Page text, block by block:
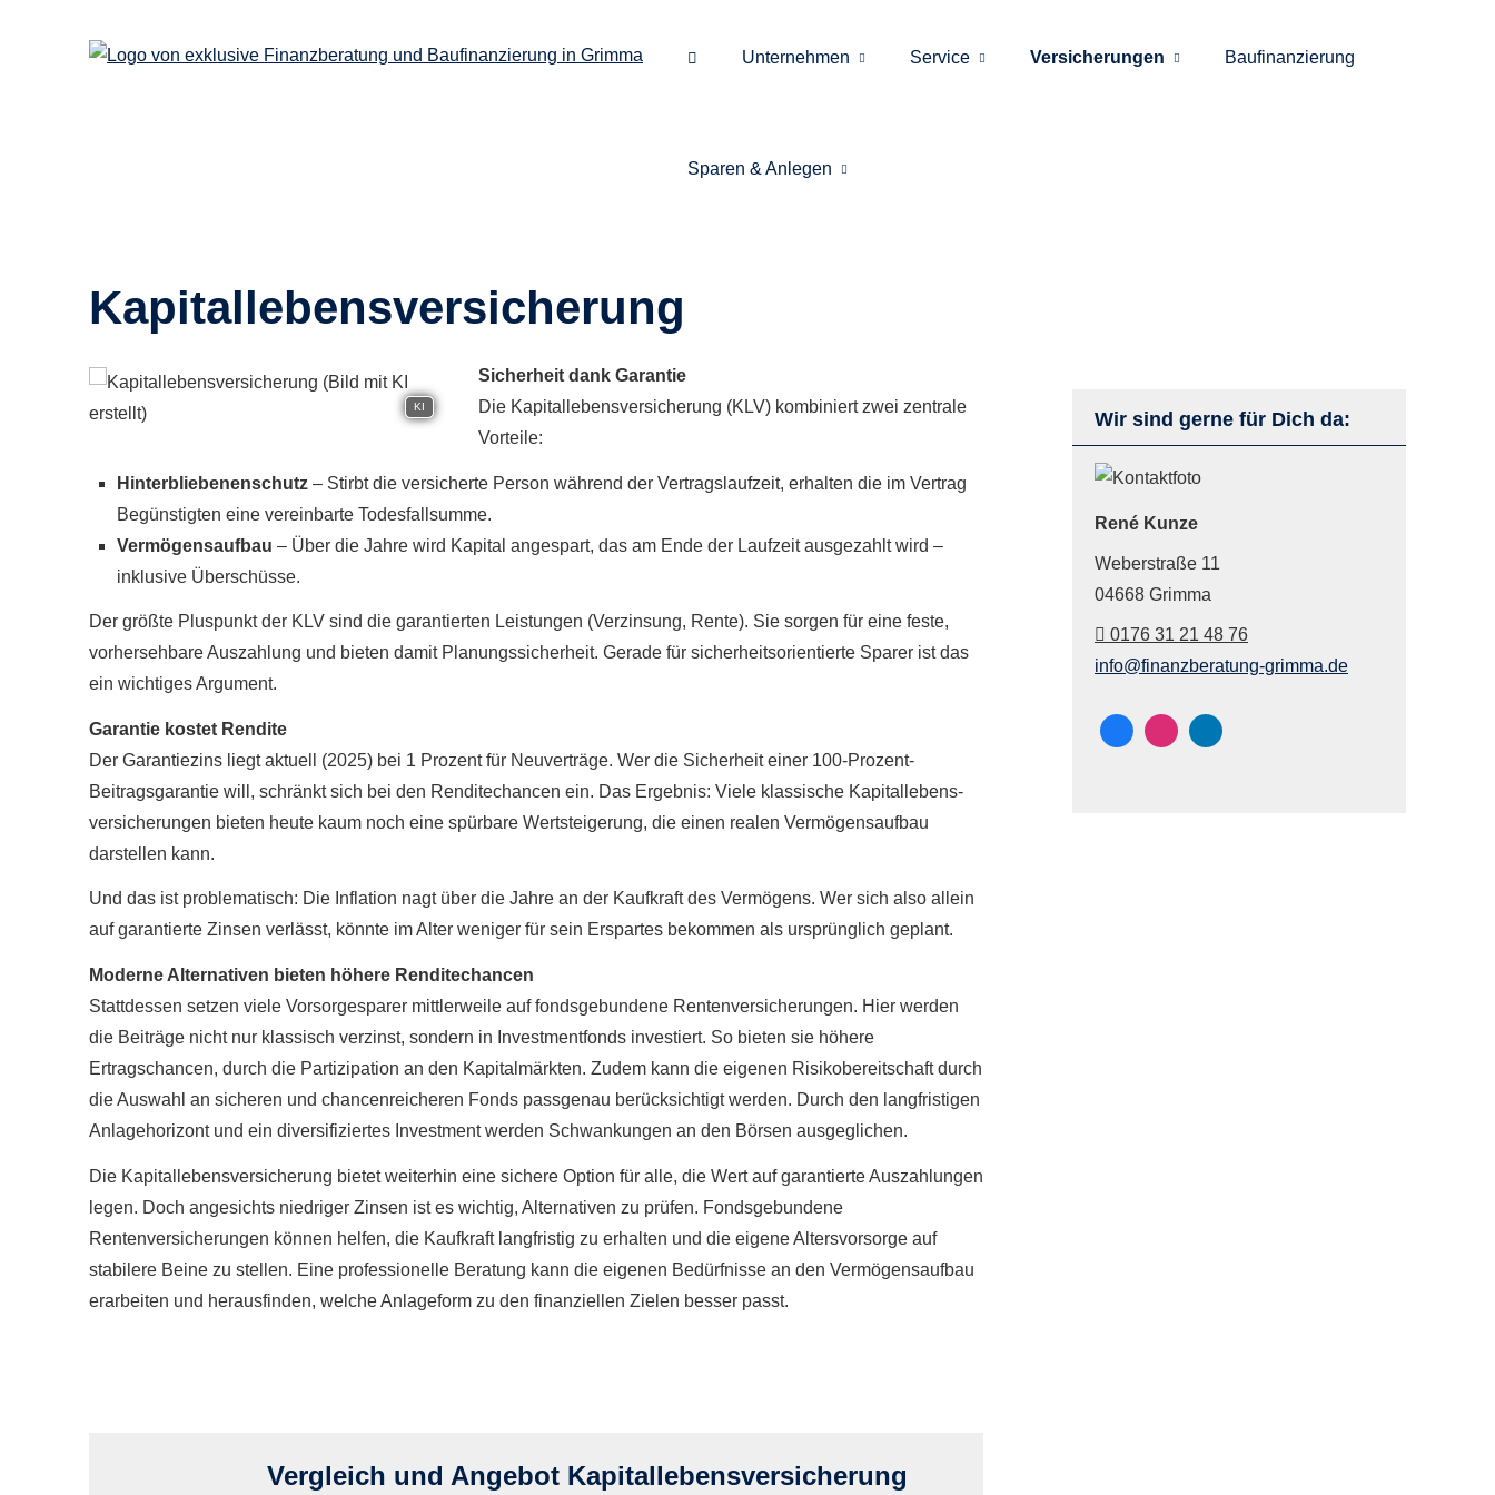
Unternehmen Service Versicherungen Baufinanzierung
Sparen & Anlegen
Wir sind gerne für Dich da:
René Kunze
Weberstraße 11
04668 Grimma
0176 31 21 48 76
info@finanzberatung-grimma.de
Ka­pi­tal­le­bens­ver­si­che­rung
KI
Sicherheit dank Garantie
Die Ka­pi­tal­le­bens­ver­si­che­rung (KLV) kombiniert zwei zentrale
Vorteile:
Hinterbliebenenschutz – Stirbt die versicherte Person während der Vertragslaufzeit, erhalten die im Vertrag
Begünstigten eine vereinbarte Todesfallsumme.
Vermögensaufbau – Über die Jahre wird Kapital angespart, das am Ende der Laufzeit ausgezahlt wird –
inklusive Überschüsse.
Der größte Pluspunkt der KLV sind die garantierten Leistungen (Verzinsung, Rente). Sie sorgen für eine feste,
vorhersehbare Auszahlung und bieten damit Planungssicherheit. Gerade für sicherheitsorientierte Sparer ist das
ein wichtiges Argument.
Garantie kostet Rendite
Der Garantiezins liegt aktuell (2025) bei 1 Prozent für Neuverträge. Wer die Sicherheit einer 100-Prozent-
Beitragsgarantie will, schränkt sich bei den Renditechancen ein. Das Ergebnis: Viele klassische Ka­pi­tal­le­bens­
ver­si­che­rungen bieten heute kaum noch eine spürbare Wertsteigerung, die einen realen Vermögensaufbau
darstellen kann.
Und das ist problematisch: Die Inflation nagt über die Jahre an der Kaufkraft des Vermögens. Wer sich also allein
auf garantierte Zinsen verlässt, könnte im Alter weniger für sein Erspartes bekommen als ursprünglich geplant.
Moderne Alternativen bieten höhere Renditechancen
Stattdessen setzen viele Vorsorgesparer mittlerweile auf fondsgebundene Rentenversicherungen. Hier werden
die Beiträge nicht nur klassisch verzinst, sondern in Investmentfonds investiert. So bieten sie höhere
Ertragschancen, durch die Partizipation an den Kapitalmärkten. Zudem kann die eigenen Risikobereitschaft durch
die Auswahl an sicheren und chancenreicheren Fonds passgenau berücksichtigt werden. Durch den langfristigen
Anlagehorizont und ein diversifiziertes Investment werden Schwankungen an den Börsen ausgeglichen.
Die Ka­pi­tal­le­bens­ver­si­che­rung bietet weiterhin eine sichere Option für alle, die Wert auf garantierte Auszahlungen
legen. Doch angesichts niedriger Zinsen ist es wichtig, Alternativen zu prüfen. Fondsgebundene
Rentenversicherungen können helfen, die Kaufkraft langfristig zu erhalten und die eigene Alters­vorsorge auf
stabilere Beine zu stellen. Eine professionelle Beratung kann die eigenen Bedürfnisse an den Vermögensaufbau
erarbeiten und herausfinden, welche Anlageform zu den finanziellen Zielen besser passt.
Vergleich und Angebot Ka­pi­tal­le­bens­ver­si­che­rung